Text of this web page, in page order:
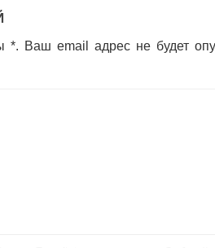
*. Ваш email адрес не будет